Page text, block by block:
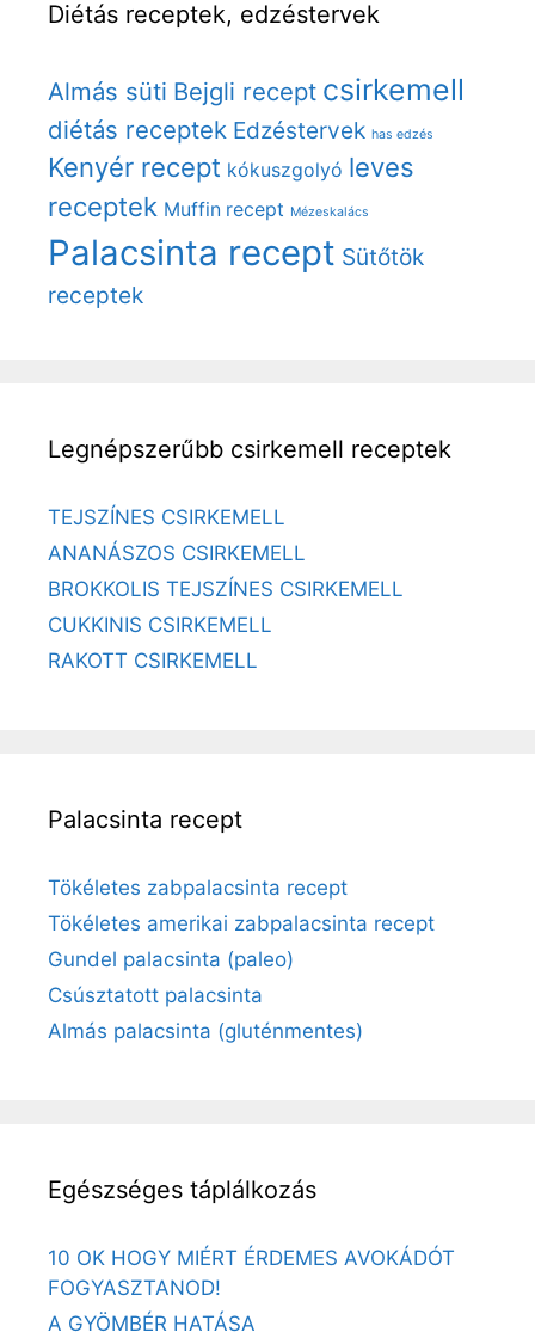
Diétás receptek, edzéstervek
Almás süti Bejgli recept csirkemell
diétás receptek Edzéstervek has edzés
Kenyér recept kókuszgolyó leves
receptek Muffin recept Mézeskalács
Palacsinta recept Sütőtök
receptek
Legnépszerűbb csirkemell receptek
TEJSZÍNES CSIRKEMELL
ANANÁSZOS CSIRKEMELL
BROKKOLIS TEJSZÍNES CSIRKEMELL
CUKKINIS CSIRKEMELL
RAKOTT CSIRKEMELL
Palacsinta recept
Tökéletes zabpalacsinta recept
Tökéletes amerikai zabpalacsinta recept
Gundel palacsinta (paleo)
Csúsztatott palacsinta
Almás palacsinta (gluténmentes)
Egészséges táplálkozás
10 OK HOGY MIÉRT ÉRDEMES AVOKÁDÓT
FOGYASZTANOD!
A GYÖMBÉR HATÁSA